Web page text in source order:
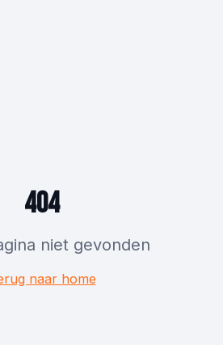
404
niet gevonden
naar home